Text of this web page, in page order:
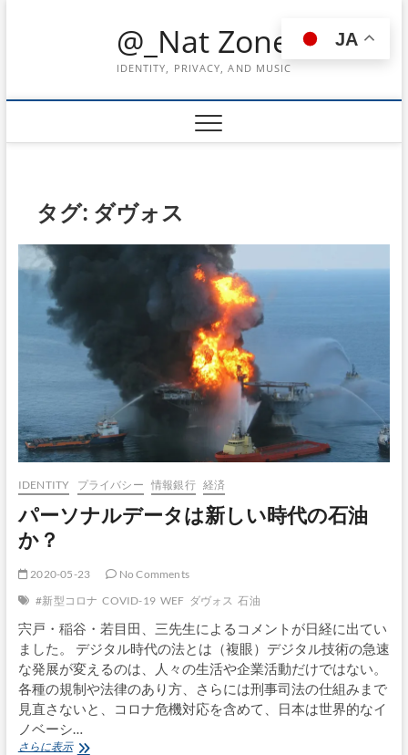
@_Nat Zone
IDENTITY, PRIVACY, AND MUSIC
タグ: ダヴォス
IDENTITY プライバシー 情報銀行 経済
パーソナルデータは新しい時代の石油
か？
2020-05-23
No Comments
#新型コロナ COVID-19 WEF ダヴォス 石油
宍戸・稲谷・若目田、三先生によるコメントが日経に出てい
ました。 デジタル時代の法とは（複眼）デジタル技術の急速
な発展が変えるのは、人々の生活や企業活動だけではない。
各種の規制や法律のあり方、さらには刑事司法の仕組みまで
見直さないと、コロナ危機対応を含めて、日本は世界的なイ
ノベーシ…
さらに表示パ
JA